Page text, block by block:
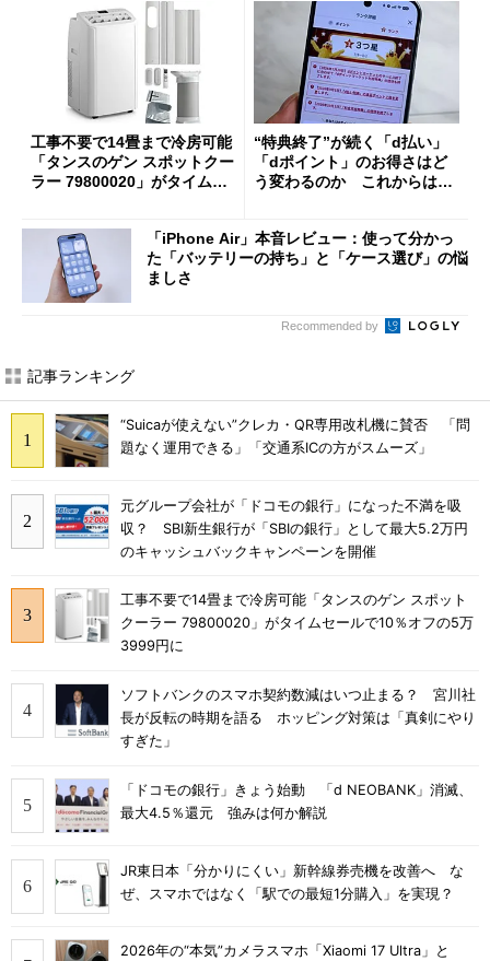
工事不要で14畳まで冷房可能
「タンスのゲン スポットクー
ラー 79800020」がタイムセ
“特典終了”が続く「d払い」
「dポイント」のお得さはど
う変わるのか これからは
「iPhone Air」本音レビュー：使って分かっ
た「バッテリーの持ち」と「ケース選び」の悩
ましさ
Recommended by
記事ランキング
“Suicaが使えない”クレカ・QR専用改札機に賛否 「問
題なく運用できる」「交通系ICの方がスムーズ」
元グループ会社が「ドコモの銀行」になった不満を吸
収？ SBI新生銀行が「SBIの銀行」として最大5.2万円
のキャッシュバックキャンペーンを開催
工事不要で14畳まで冷房可能「タンスのゲン スポット
クーラー 79800020」がタイムセールで10％オフの5万
3999円に
ソフトバンクのスマホ契約数減はいつ止まる？ 宮川社
長が反転の時期を語る ホッピング対策は「真剣にやり
すぎた」
「ドコモの銀行」きょう始動 「d NEOBANK」消滅、
最大4.5％還元 強みは何か解説
JR東日本「分かりにくい」新幹線券売機を改善へ な
ぜ、スマホではなく「駅での最短1分購入」を実現？
2026年の“本気”カメラスマホ「Xiaomi 17 Ultra」と